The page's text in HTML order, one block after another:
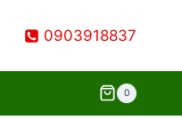
0903918837
0